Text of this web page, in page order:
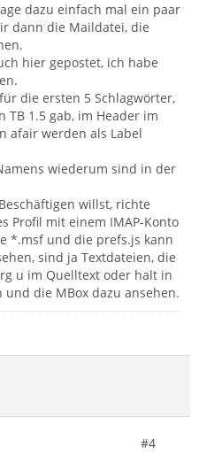
dazu einfach mal ein paar
dann die Maildatei, die
hier gepostet, ich habe
die ersten 5 Schlagwörter,
TB 1.5 gab, im Header im
afair werden als Label
wiederum sind in der
willst, richte
Profil mit einem IMAP-Konto
*.msf und die prefs.js kann
sind ja Textdateien, die
u im Quelltext oder halt in
die MBox dazu ansehen.
#4